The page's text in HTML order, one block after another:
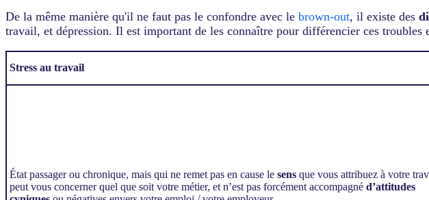
De la même manière qu'il ne faut pas le confondre avec le brown-out, il existe des
travail, et dépression. Il est important de les connaître pour différencier ces troubles
Stress au travail
État passager ou chronique, mais qui ne remet pas en cause le sens que vous attribuez à votre
peut vous concerner quel que soit votre métier, et n’est pas forcément accompagné d’attitudes